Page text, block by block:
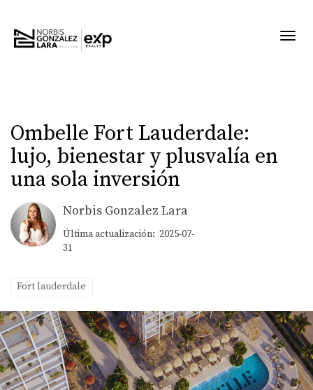
Ombelle Fort Lauderdale:
lujo, bienestar y plusvalía en
una sola inversión
Norbis Gonzalez Lara
Última actualización: 2025-07-
31
Fort lauderdale